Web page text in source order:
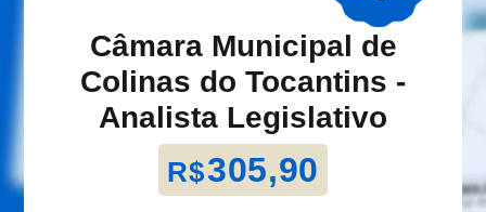
Câmara Municipal de
Colinas do Tocantins -
Analista Legislativo
R$305,90